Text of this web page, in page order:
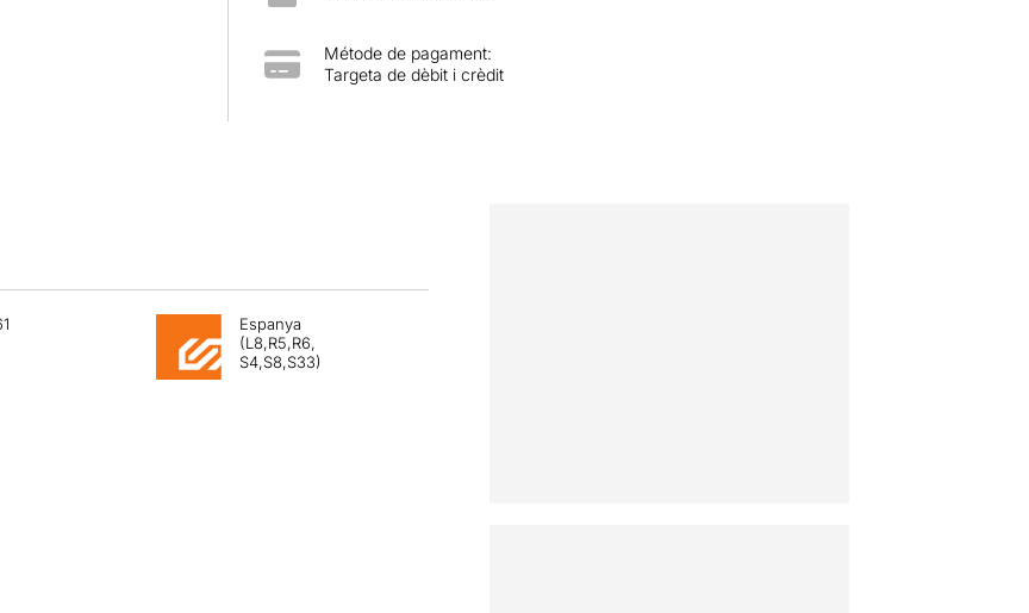
Métode de pagament:
Targeta de dèbit i crèdit
Espanya
(L8,R5,R6,
S4,S8,S33)